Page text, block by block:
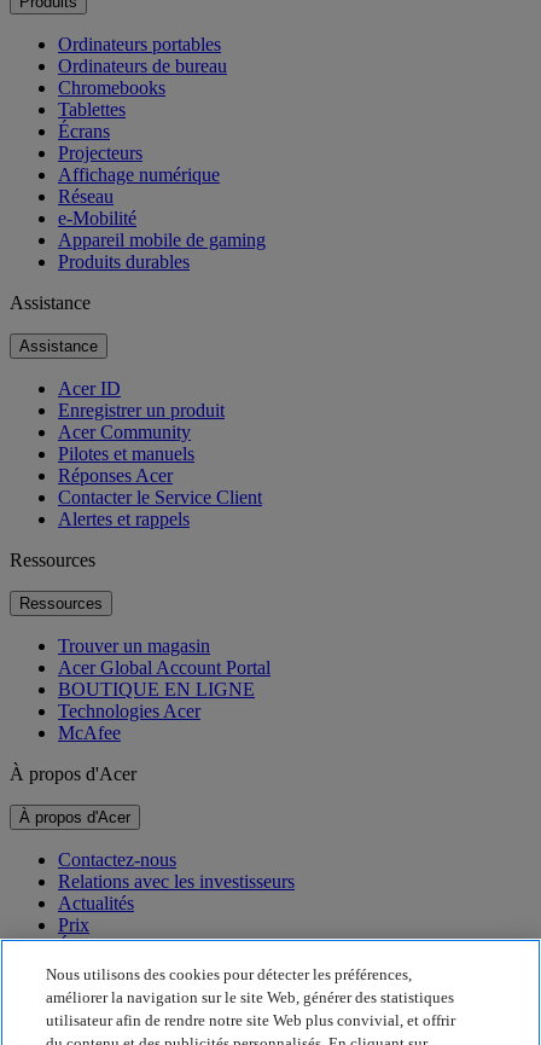
Ordinateurs portables
Ordinateurs de bureau
Chromebooks
Tablettes
Écrans
Projecteurs
Affichage numérique
Réseau
e-Mobilité
Appareil mobile de gaming
Produits durables
Assistance
Assistance
Acer ID
Enregistrer un produit
Acer Community
Pilotes et manuels
Réponses Acer
Contacter le Service Client
Alertes et rappels
Ressources
Ressources
Trouver un magasin
Acer Global Account Portal
BOUTIQUE EN LIGNE
Technologies Acer
McAfee
À propos d'Acer
À propos d'Acer
Contactez-nous
Relations avec les investisseurs
Actualités
Prix
Événements
Développement durable
Développement durable
Nous utilisons des cookies pour détecter les préférences,
améliorer la navigation sur le site Web, générer des statistiques
utilisateur afin de rendre notre site Web plus convivial, et offrir